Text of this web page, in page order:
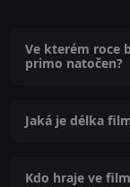
Ve kterém roce
primo natočen?
Jaká je délka
Kdo hraje ve